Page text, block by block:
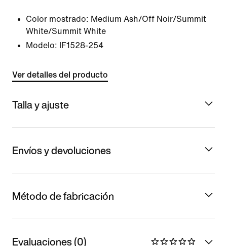
Color mostrado: Medium Ash/Off Noir/Summit
White/Summit White
Modelo:
IF1528-254
Ver detalles del producto
Talla y ajuste
Envíos y devoluciones
Método de fabricación
Evaluaciones (0)